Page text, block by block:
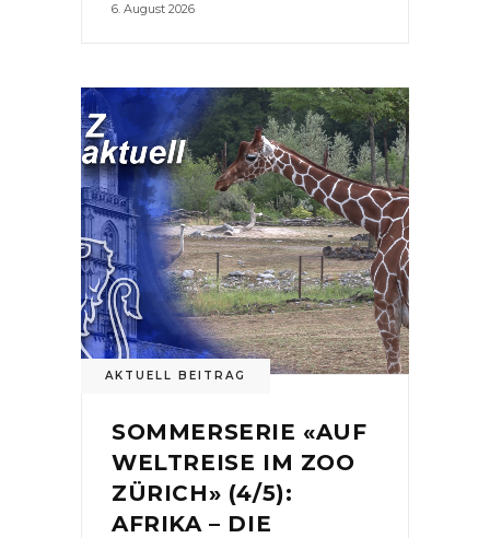
6. August 2026
AKTUELL BEITRAG
SOMMERSERIE «AUF
WELTREISE IM ZOO
ZÜRICH» (4/5):
AFRIKA – DIE